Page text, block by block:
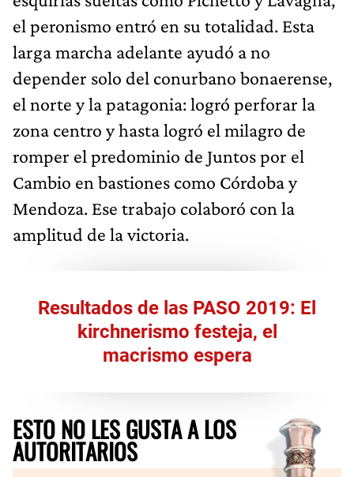
el peronismo entró en su totalidad. Esta
larga marcha adelante ayudó a no
depender solo del conurbano bonaerense,
el norte y la patagonia: logró perforar la
zona centro y hasta logró el milagro de
romper el predominio de Juntos por el
Cambio en bastiones como Córdoba y
Mendoza. Ese trabajo colaboró con la
amplitud de la victoria.
Resultados de las PASO 2019: El
kirchnerismo festeja, el
macrismo espera
ESTO NO LES GUSTA A LOS
AUTORITARIOS